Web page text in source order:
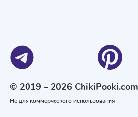
© 2019 – 2026 ChikiPooki.com
Не для коммерческого использования